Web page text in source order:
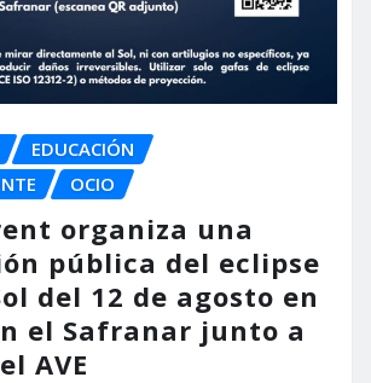
EDUCACIÓN
OCIO
organiza una
pública del eclipse
del 12 de agosto en
el Safranar junto a
AVE